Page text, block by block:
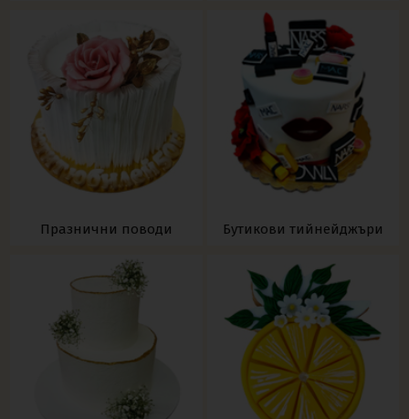
Празнични поводи Бутикови тийнейджъри